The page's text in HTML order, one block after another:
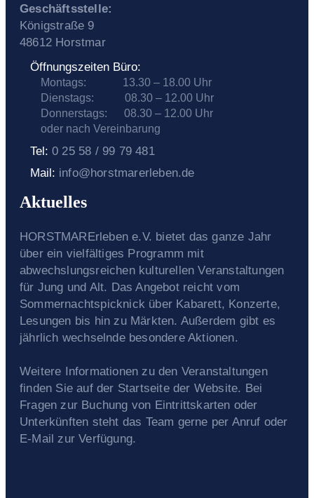
Geschäftsstelle:
Königstraße 9
48612 Horstmar
Öffnungszeiten Büro:
Montags: 13.30 – 18.00 Uhr
Dienstags: 08.30 – 12.00 Uhr
Donnerstags: 08.30 – 12.00 Uhr
oder nach Vereinbarung
Tel: 0 25 58 / 99 79 481
Mail: info@horstmarerleben.de
Aktuelles
HORSTMARErleben e.V. bietet das ganze Jahr
über ein vielfältiges Programm mit
abwechslungsreichen kulturellen Veranstaltungen
für Jung und Alt. Das Angebot reicht vom
Sommernachtspicknick über Kabarett, Konzerte,
Lesungen bis hin zu Märkten. Außerdem gibt es
jährlich wechselnde besondere Aktionen.
Weitere Informationen zu den Veranstaltungen
finden Sie auf der Startseite der Website. Bei
Fragen zur Buchung von Eintrittskarten oder
Unterkünften steht das Team gerne per Anruf oder
E-Mail zur Verfügung.